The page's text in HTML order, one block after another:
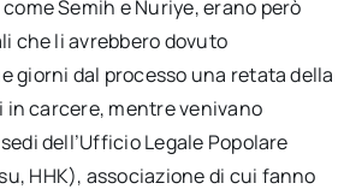
Semih e Nuriye, erano però
che li avrebbero dovuto
giorni dal processo una retata della
in carcere, mentre venivano
dell’Ufficio Legale Popolare
HHK), associazione di cui fanno